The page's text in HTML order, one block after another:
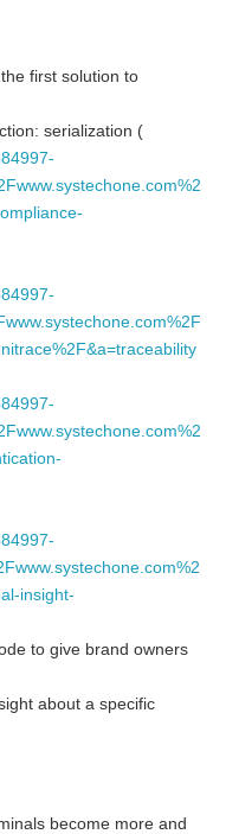
first solution to
serialization (
insight-
to give brand owners
about a specific
become more and